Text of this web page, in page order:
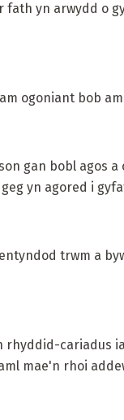
fath yn arwydd o
ogoniant bob
gan bobl agos
yn agored i
trwm a
rhyddid-cariadus
mae'n rhoi